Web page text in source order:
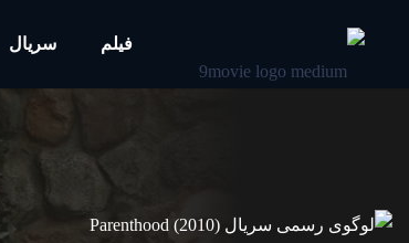
فیلم سریال